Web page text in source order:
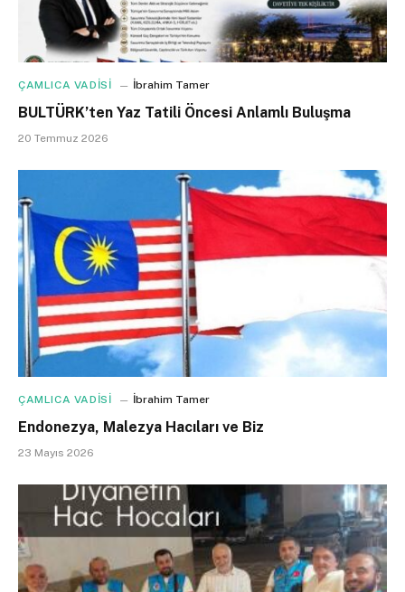
ÇAMLICA VADİSİ İbrahim Tamer
BULTÜRK’ten Yaz Tatili Öncesi Anlamlı Buluşma
20 Temmuz 2026
ÇAMLICA VADİSİ İbrahim Tamer
Endonezya, Malezya Hacıları ve Biz
23 Mayıs 2026